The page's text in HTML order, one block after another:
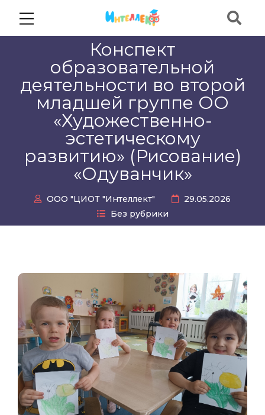
Конспект
образовательной
деятельности во второй
младшей группе ОО
«Художественно-
эстетическому
развитию» (Рисование)
«Одуванчик»
ООО "ЦИОТ "Интеллект"
29.05.2026
Без рубрики